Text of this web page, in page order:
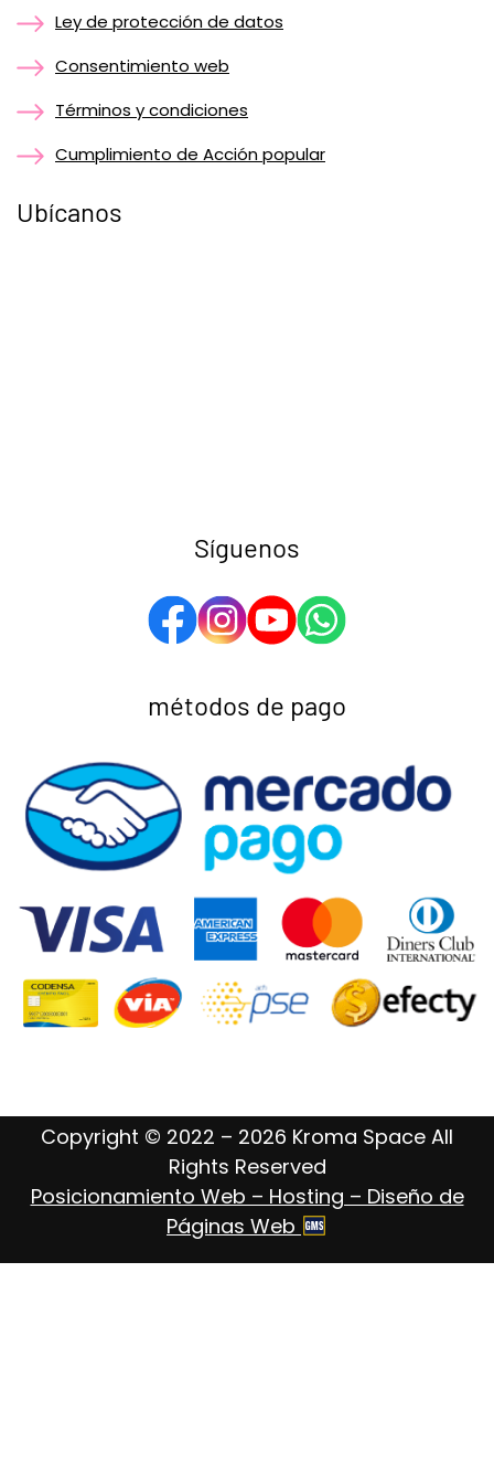
Ley de protección de datos
Consentimiento web
Términos y condiciones
Cumplimiento de Acción popular
Ubícanos
Síguenos
métodos de pago
Copyright © 2022 – 2026 Kroma Space All
Rights Reserved
Posicionamiento Web – Hosting – Diseño de
Páginas Web